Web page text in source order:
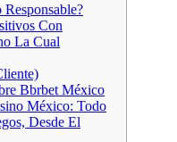
Responsable?
Con
La Cual
Bbrbet México
México: Todo
Desde El